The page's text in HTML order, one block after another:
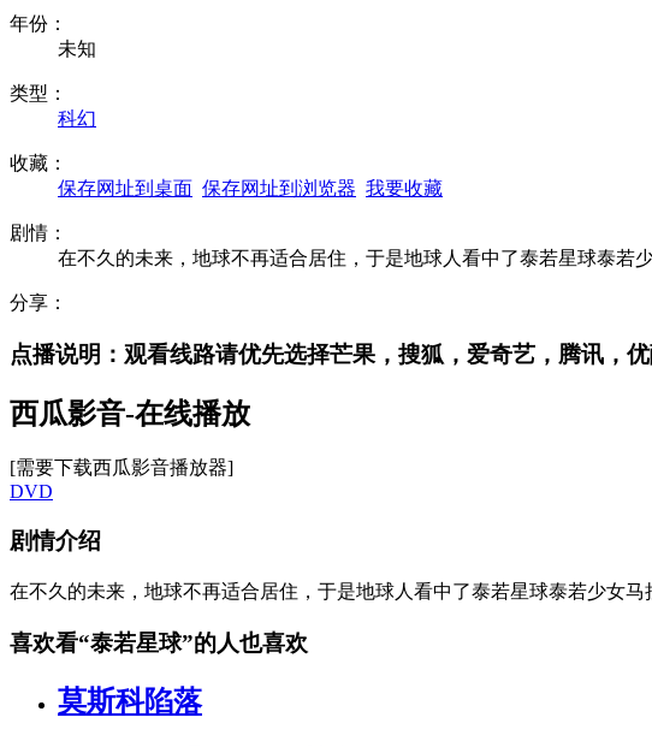
年份：
未知
类型：
科幻
收藏：
保存网址到桌面 保存网址到浏览器 我要收藏
剧情：
在不久的未来，地球不再适合居住，于是地球人看中了泰若星球泰
分享：
点播说明 ：观看线路请优先选择芒果，搜狐，爱奇艺，腾讯，优
西瓜影音-在线播放
[需要下载西瓜影音播放器]
DVD
剧情介绍
在不久的未来，地球不再适合居住，于是地球人看中了泰若星球泰若少女
喜欢看“泰若星球”的人也喜欢
莫斯科陷落